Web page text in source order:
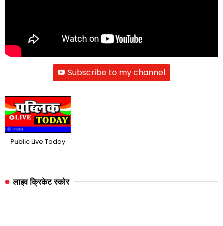
Subscribe to my channel
Public Live Today
लाइव क्रिकेट स्कोर